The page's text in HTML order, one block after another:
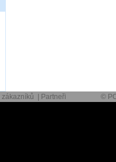
zákazníků | Partneři ©